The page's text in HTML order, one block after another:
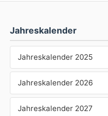
Jahreskalender
Jahreskalender 2025
Jahreskalender 2026
Jahreskalender 2027